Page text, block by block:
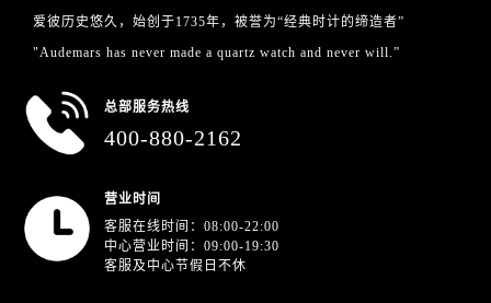
爱彼历史悠久，始创于1735年，被誉为“经典时计的缔造者”
"Audemars has never made a quartz watch and never will.”
总部服务热线
400-880-2162
营业时间
客服在线时间：08:00-22:00
中心营业时间：09:00-19:30
客服及中心节假日不休